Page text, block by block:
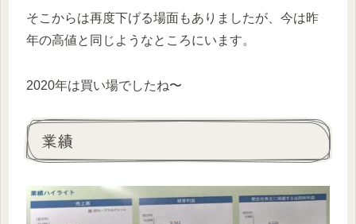
そこからは再度下げる場面もありましたが、今は昨
年の高値と同じようなところにいます。
2020年は買い場でしたね〜
業績